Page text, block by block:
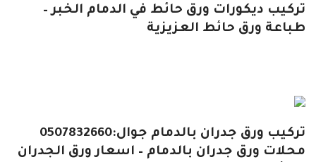
تركيب ديكورات ورق حائط في الدمام الخبر –
طباعة ورق حائط العزيزية
تركيب ورق جدران بالدمام جوال:0507832660
محلات ورق جدران بالدمام – اسعار ورق الجدران